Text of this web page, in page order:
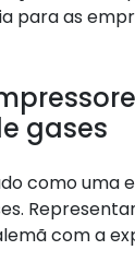
para as
gases
como uma
com a